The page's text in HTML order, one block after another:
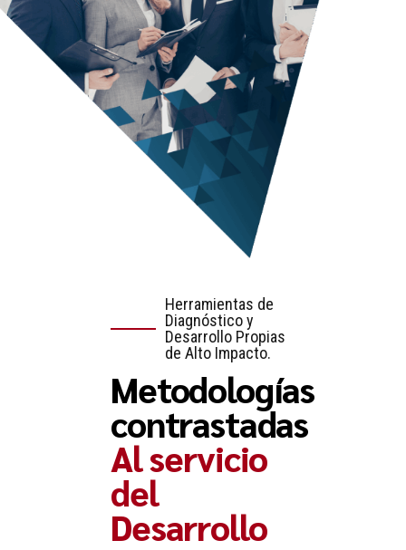
Herramientas de
Diagnóstico y
Desarrollo Propias
de Alto Impacto.
Metodologías
contrastadas
Al servicio
del
Desarrollo